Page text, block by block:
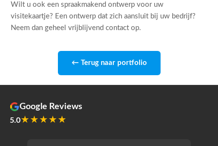
Wilt u ook een spraakmakend ontwerp voor uw
visitekaartje? Een ontwerp dat zich aansluit bij uw bedrijf?
Neem dan geheel vrijblijvend contact op.
← Terug naar portfolio
Google Reviews
5.0★★★★★